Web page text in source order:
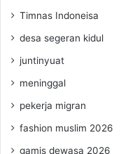
Timnas Indoneisa
desa segeran kidul
juntinyuat
meninggal
pekerja migran
fashion muslim 2026
gamis dewasa 2026